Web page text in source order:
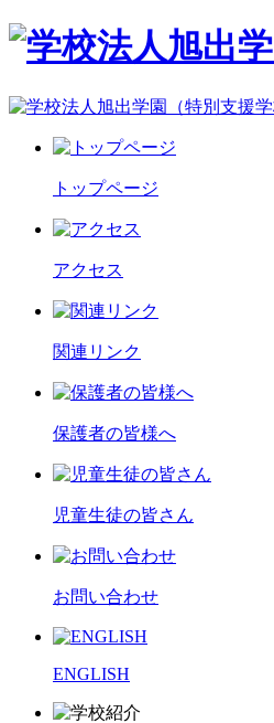
トップページ
アクセス
関連リンク
保護者の皆様へ
児童生徒の皆さん
お問い合わせ
ENGLISH